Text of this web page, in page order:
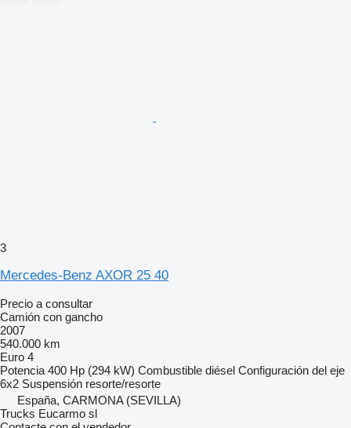
3
Mercedes-Benz AXOR 25 40
Precio a consultar
Camión con gancho
2007
540.000 km
Euro 4
Potencia 400 Hp (294 kW) Combustible diésel Configuración del eje
6x2 Suspensión resorte/resorte
España, CARMONA (SEVILLA)
Trucks Eucarmo sl